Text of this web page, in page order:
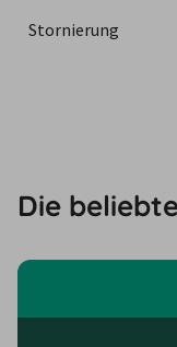
Stornierung
Die